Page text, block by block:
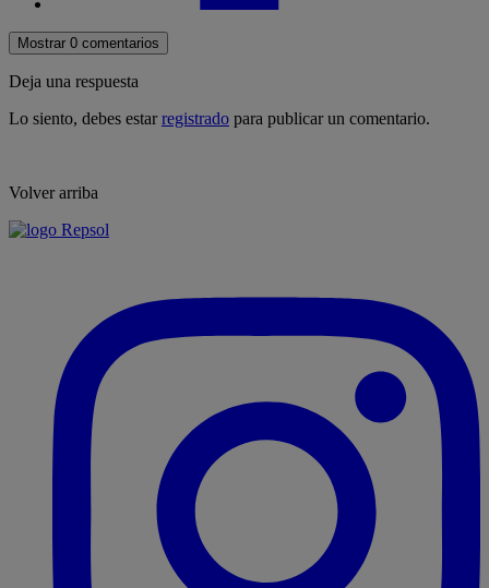
Mostrar 0 comentarios
Deja una respuesta
Lo siento, debes estarregistrado para publicar un comentario.
Volver arriba